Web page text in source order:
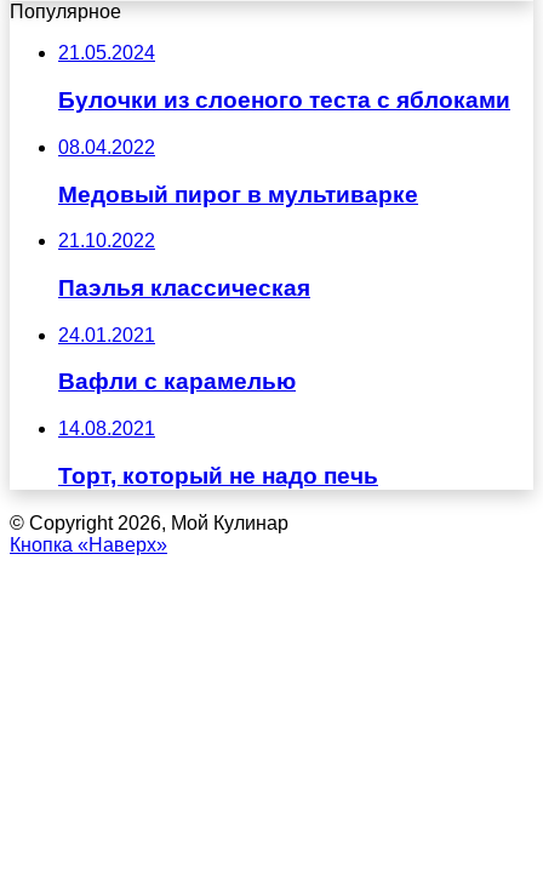
Популярное
21.05.2024
Булочки из слоеного теста с яблоками
08.04.2022
Медовый пирог в мультиварке
21.10.2022
Паэлья классическая
24.01.2021
Вафли с карамелью
14.08.2021
Торт, который не надо печь
© Copyright 2026, Мой Кулинар
Кнопка «Наверх»